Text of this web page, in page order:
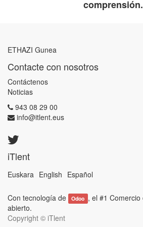
comprensión.
ETHAZI Gunea
Contacte con nosotros
Contáctenos
Noticias
943 08 29 00
info@itlent.eus
iTlent
Euskara English Español
Con tecnología de Odoo , el #1 Comercio
abierto.
Copyright © iTlent